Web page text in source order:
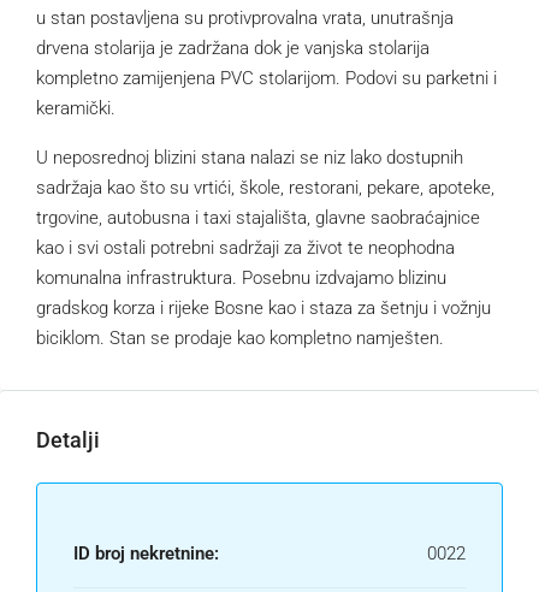
u stan postavljena su protivprovalna vrata, unutrašnja
drvena stolarija je zadržana dok je vanjska stolarija
kompletno zamijenjena PVC stolarijom. Podovi su parketni i
keramički.
U neposrednoj blizini stana nalazi se niz lako dostupnih
sadržaja kao što su vrtići, škole, restorani, pekare, apoteke,
trgovine, autobusna i taxi stajališta, glavne saobraćajnice
kao i svi ostali potrebni sadržaji za život te neophodna
komunalna infrastruktura. Posebnu izdvajamo blizinu
gradskog korza i rijeke Bosne kao i staza za šetnju i vožnju
biciklom. Stan se prodaje kao kompletno namješten.
Detalji
ID broj nekretnine: 0022